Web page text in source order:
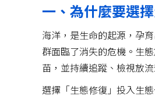
一、為什麼要選
海洋，是生命的起源，孕
群面臨了消失的危機。生
苗，並持續追蹤、檢視放流
選擇「生態修復」投入生